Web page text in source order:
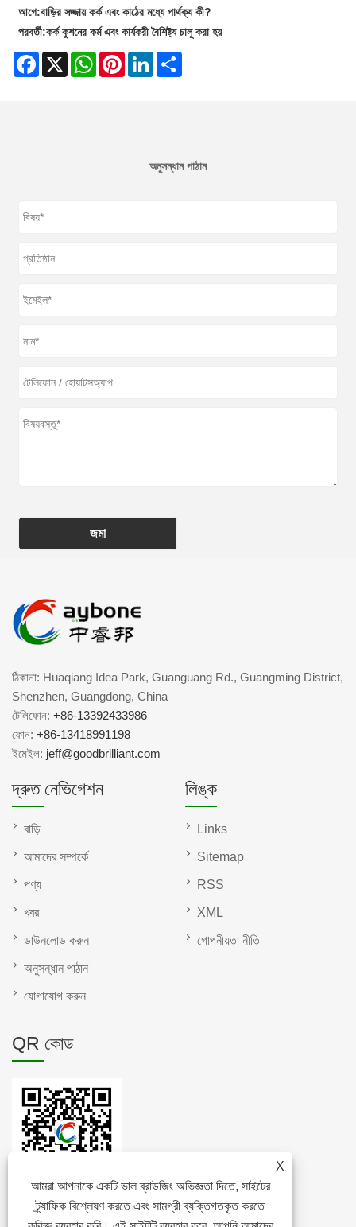
আগে:বাড়ির সজ্জায় কর্ক এবং কাঠের মধ্যে পার্থক্য কী?
পরবর্তী:কর্ক কুশনের কর্ম এবং কার্যকরী বৈশিষ্ট্য চালু করা হয়
Facebook
X WhatsAppPinterestLinkedIn
অনুসন্ধান পাঠান
জমা
X
আমরা আপনাকে একটি ভাল ব্রাউজিং অভিজ্ঞতা দিতে, সাইটের
ট্র্যাফিক বিশ্লেষণ করতে এবং সামগ্রী ব্যক্তিগতকৃত করতে
ঠিকানা: Huaqiang Idea Park, Guanguang Rd., Guangming District,
Shenzhen, Guangdong, China
টেলিফোন: +86-13392433986
ফোন: +86-13418991198
ইমেইল: jeff@goodbrilliant.com
দ্রুত নেভিগেশন
বাড়ি
আমাদের সম্পর্কে
পণ্য
খবর
ডাউনলোড করুন
অনুসন্ধান পাঠান
যোগাযোগ করুন
লিঙ্ক
Links
Sitemap
RSS
XML
গোপনীয়তা নীতি
QR কোড